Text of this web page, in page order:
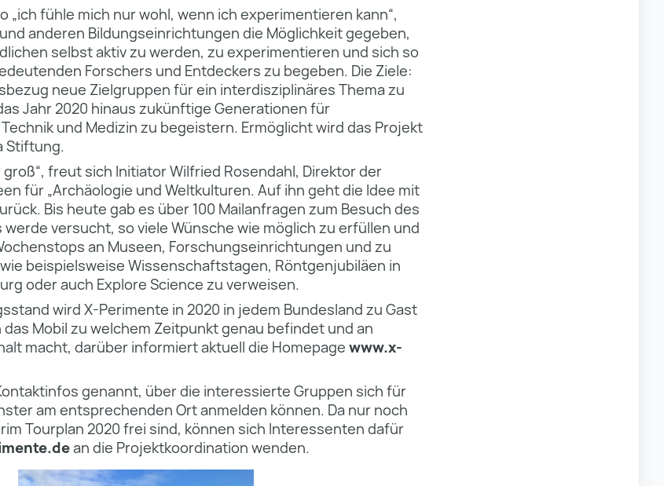
„ich fühle mich nur wohl, wenn ich experimentieren kann“,
anderen Bildungseinrichtungen die Möglichkeit gegeben,
selbst aktiv zu werden, zu experimentieren und sich so
Forschers und Entdeckers zu begeben. Die Ziele:
neue Zielgruppen für ein interdisziplinäres Thema zu
Jahr 2020 hinaus zukünftige Generationen für
und Medizin zu begeistern. Ermöglicht wird das Projekt
Stiftung.
freut sich Initiator Wilfried Rosendahl, Direktor der
für „Archäologie und Weltkulturen. Auf ihn geht die Idee mit
Bis heute gab es über 100 Mailanfragen zum Besuch des
werde versucht, so viele Wünsche wie möglich zu erfüllen und
an Museen, Forschungseinrichtungen und zu
beispielsweise Wissenschaftstagen, Röntgenjubiläen in
oder auch Explore Science zu verweisen.
wird X-Perimente in 2020 in jedem Bundesland zu Gast
Mobil zu welchem Zeitpunkt genau befindet und an
macht, darüber informiert aktuell die Homepagewww.x-
genannt, über die interessierte Gruppen sich für
am entsprechenden Ort anmelden können. Da nur noch
Tourplan 2020 frei sind, können sich Interessenten dafür
an die Projektkoordination wenden.